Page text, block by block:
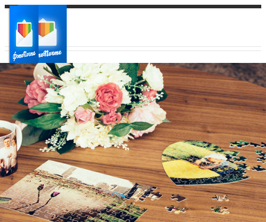
Ваш город:
Ваш регион доставки
Выберите из списка: